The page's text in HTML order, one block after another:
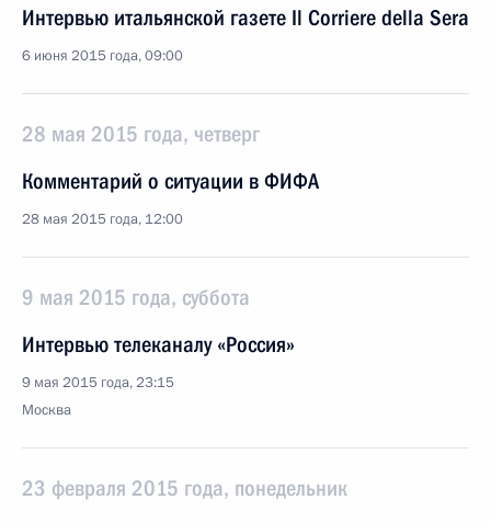
Интервью итальянской газете Il Corriere della Sera
6 июня 2015 года, 09:00
28 мая 2015 года, четверг
Комментарий о ситуации в ФИФА
28 мая 2015 года, 12:00
9 мая 2015 года, суббота
Интервью телеканалу «Россия»
9 мая 2015 года, 23:15
Москва
23 февраля 2015 года, понедельник